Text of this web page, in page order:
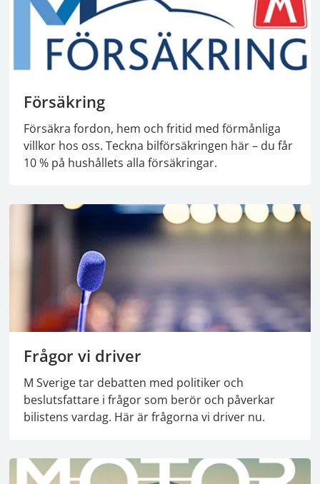
Försäkring
Försäkra fordon, hem och fritid med förmånliga
villkor hos oss. Teckna bilförsäkringen här – du får
10 % på hushållets alla försäkringar.
Frågor vi driver
M Sverige tar debatten med politiker och
beslutsfattare i frågor som berör och påverkar
bilistens vardag. Här är frågorna vi driver nu.